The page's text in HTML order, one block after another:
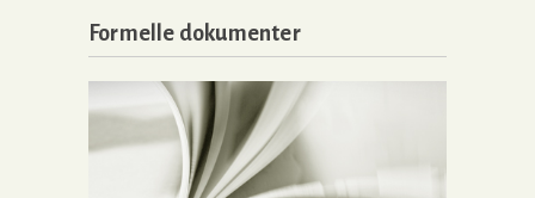
Formelle dokumenter